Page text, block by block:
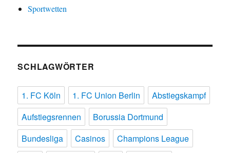
Sportwetten
SCHLAGWÖRTER
1. FC Köln 1. FC Union Berlin
Abstiegskampf
Aufstiegsrennen
Borussia Dortmund
Bundesliga
Casinos
Champions League